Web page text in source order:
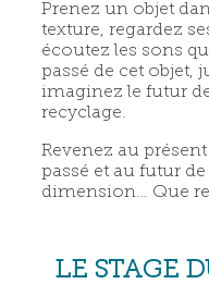
Prenez un objet
texture, regardez
écoutez les sons
passé de cet objet,
imaginez le futur
recyclage.
Revenez au
passé et au futur de
dimension… Que
LE STAGE